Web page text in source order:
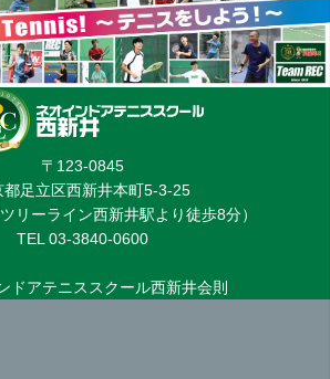
〒123-0845
都足立区西新井本町5-3-25
リーライン西新井駅より徒歩8分）
TEL 03-3840-0600
ドアテニススクール西新井会則